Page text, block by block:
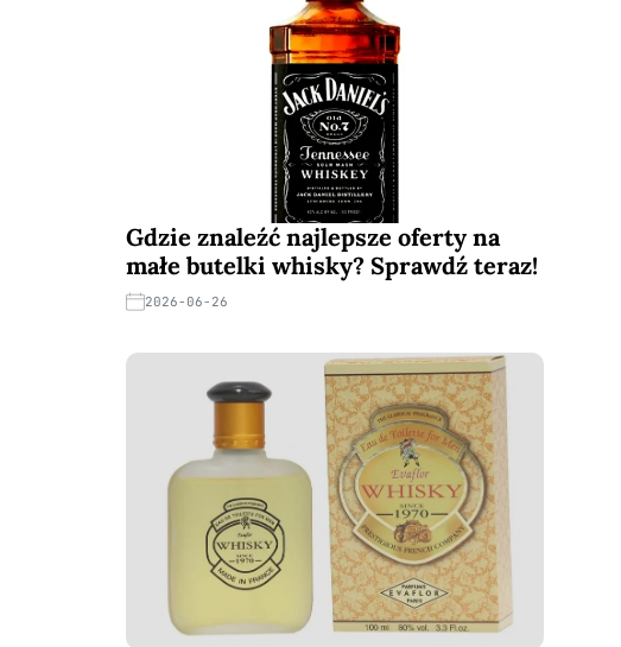
Gdzie znaleźć najlepsze oferty na
małe butelki whisky? Sprawdź teraz!
2026-06-26